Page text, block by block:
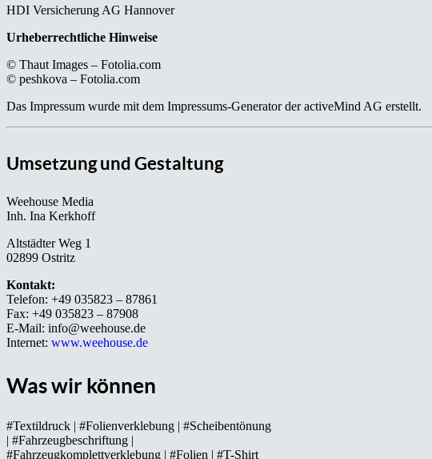
HDI Versicherung AG Hannover
Urheberrechtliche Hinweise
© Thaut Images – Fotolia.com
© peshkova – Fotolia.com
Das Impressum wurde mit dem Impressums-Generator der activeMind AG erstellt.
Umsetzung und Gestaltung
Weehouse Media
Inh. Ina Kerkhoff
Altstädter Weg 1
02899 Ostritz
Kontakt:
Telefon: +49 035823 – 87861
Fax: +49 035823 – 87908
E-Mail: info@weehouse.de
Internet: www.weehouse.de
Was wir können
#Textildruck | #Folienverklebung | #Scheibentönung
| #Fahrzeugbeschriftung |
#Fahrzeugkomplettverklebung | #Folien | #T-Shirt